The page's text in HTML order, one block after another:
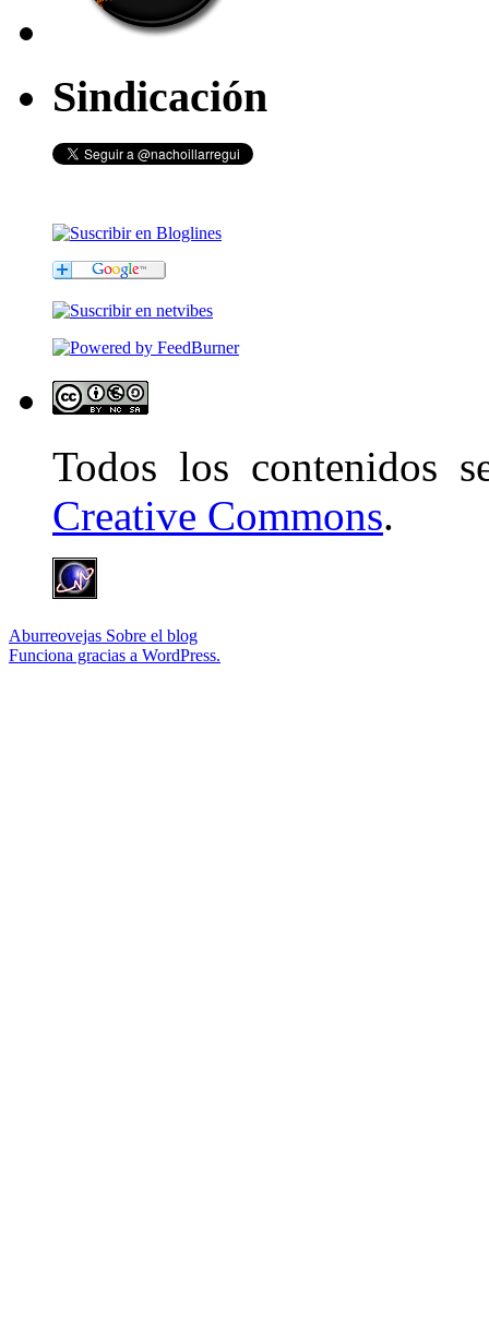
Sindicación
Todos los contenidos
Creative Commons.
Aburreovejas Sobre el blog
Funciona gracias a WordPress.